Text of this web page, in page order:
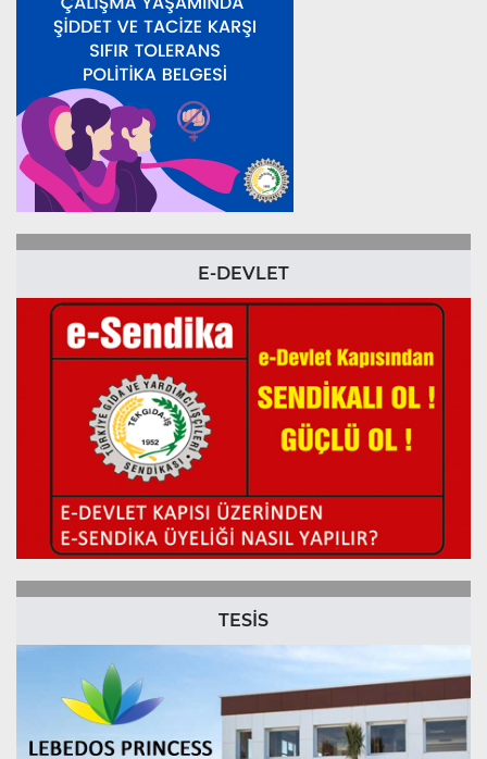
E-DEVLET
TESİS